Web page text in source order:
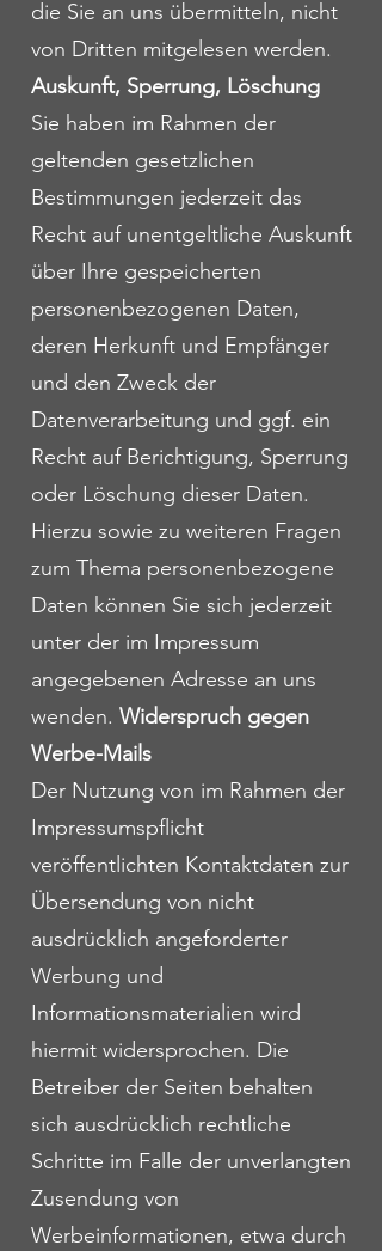
die Sie an uns übermitteln, nicht
von Dritten mitgelesen werden.
Auskunft, Sperrung, Löschung
Sie haben im Rahmen der
geltenden gesetzlichen
Bestimmungen jederzeit das
Recht auf unentgeltliche Auskunft
über Ihre gespeicherten
personenbezogenen Daten,
deren Herkunft und Empfänger
und den Zweck der
Datenverarbeitung und ggf. ein
Recht auf Berichtigung, Sperrung
oder Löschung dieser Daten.
Hierzu sowie zu weiteren Fragen
zum Thema personenbezogene
Daten können Sie sich jederzeit
unter der im Impressum
angegebenen Adresse an uns
wenden. Widerspruch gegen
Werbe-Mails
Der Nutzung von im Rahmen der
Impressumspflicht
veröffentlichten Kontaktdaten zur
Übersendung von nicht
ausdrücklich angeforderter
Werbung und
Informationsmaterialien wird
hiermit widersprochen. Die
Betreiber der Seiten behalten
sich ausdrücklich rechtliche
Schritte im Falle der unverlangten
Zusendung von
Werbeinformationen, etwa durch